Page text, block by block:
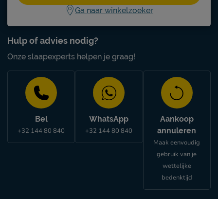
Hulp of advies nodig?
Onze slaapexperts helpen je graag!
Bel
+32 144 80 840
WhatsApp
+32 144 80 840
Aankoop
annuleren
Maak eenvoudig
gebruik van je
wettelijke
bedenktijd
Ga naar winkelzoeker